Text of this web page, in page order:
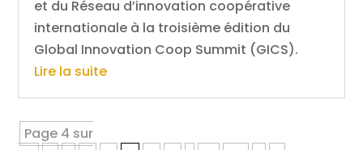
et du Réseau d’innovation coopérative
internationale à la troisième édition du
Global Innovation Coop Summit (GICS).
Lire la suite
Page 4 sur